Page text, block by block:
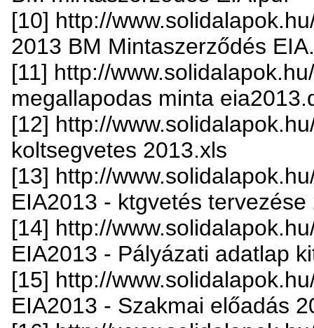
[10] http://
2013 BM Mintaszerződés
[11] http://
megallapodas minta
[12] http://
koltsegvetes 2013.xls
[13] http://
EIA2013 - ktgvetés
[14] http://
EIA2013 - Pályázati adatlap
[15] http://
EIA2013 - Szakmai előadás